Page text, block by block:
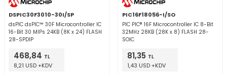
DSPIC30F3010-30I/SP
dsPIC dsPIC™ 30F Microcontroller IC
16-Bit 30 MIPs 24KB (8K x 24) FLASH
28-SPDIP
468,84 TL
8,21 USD +KDV
PIC16F18056-I/SO
PIC PIC® 16F Microcontroller IC 8-Bit
32MHz 28KB (28K x 8) FLASH 28-
SOIC
81,35 TL
1,43 USD +KDV